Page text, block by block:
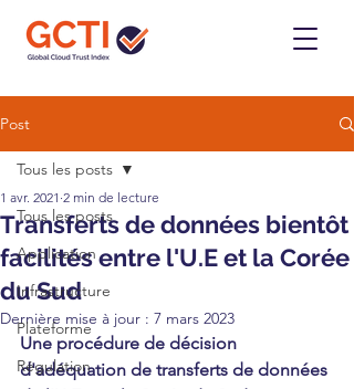
Post
Tous les posts
Application
Infrastructure
Plateforme
Régulation
Tous les posts
Transferts de données bientôt
facilités entre l'U.E et la Corée
du Sud
1 avr. 2021 2 min de lecture
Dernière mise à jour : 7 mars 2023
Une procédure de décision
d'adéquation de transferts de données